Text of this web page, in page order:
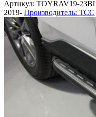
Артикул: TOYRAV19-
2019- Производитель: ТСС